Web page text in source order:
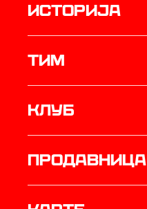
историја
ТИМ
Клуб
продавница